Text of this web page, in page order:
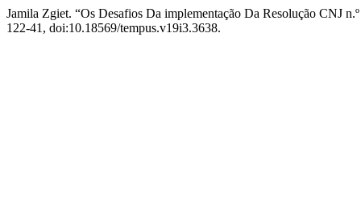
Jamila Zgiet. “Os Desafios Da implementação Da Resolução CNJ
122-41, doi:10.18569/tempus.v19i3.3638.